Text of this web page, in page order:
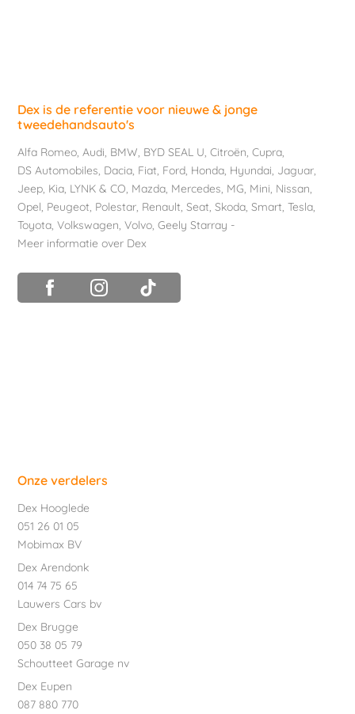
Dex is de referentie voor nieuwe & jonge
tweedehandsauto's
Alfa Romeo,Audi, BMW, BYD SEAL U,Citroën,Cupra,
DS Automobiles, Dacia, Fiat, Ford, Honda, Hyundai, Jaguar,
Jeep, Kia, LYNK & CO, Mazda, Mercedes, MG, Mini, Nissan,
Opel, Peugeot, Polestar, Renault,Seat,Skoda,Smart,Tesla,
Toyota,Volkswagen,Volvo,Geely Starray -
Meer informatie over Dex
Onze verdelers
Dex Hooglede
051 26 01 05
Mobimax BV
Dex Arendonk
014 74 75 65
Lauwers Cars bv
Dex Brugge
050 38 05 79
Schoutteet Garage nv
Dex Eupen
087 880 770